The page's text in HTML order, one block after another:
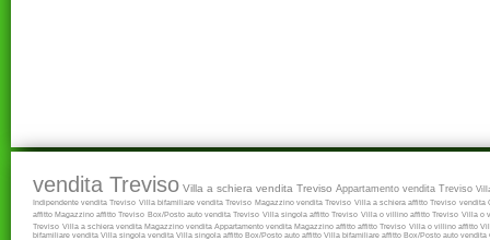
vendita Treviso Villa a schiera vendita Treviso Appartamento vendita Treviso
Indipendente vendita Treviso Villa bifamiliare vendita Treviso Magazzino vendita Treviso Villa a schiera affitto Treviso vendita
affitto Magazzino affitto Treviso Box/Posto auto vendita Treviso Villa singola affitto Treviso Villa o villino affitto Treviso Villa o
Treviso Villa a schiera vendita Magazzino vendita Appartamento vendita Magazzino affitto affitto Treviso Villa o villino affitto
bifamiliare vendita Villa singola vendita Villa singola affitto Box/Posto auto affitto Villa bifamiliare affitto Box/Posto auto vendita